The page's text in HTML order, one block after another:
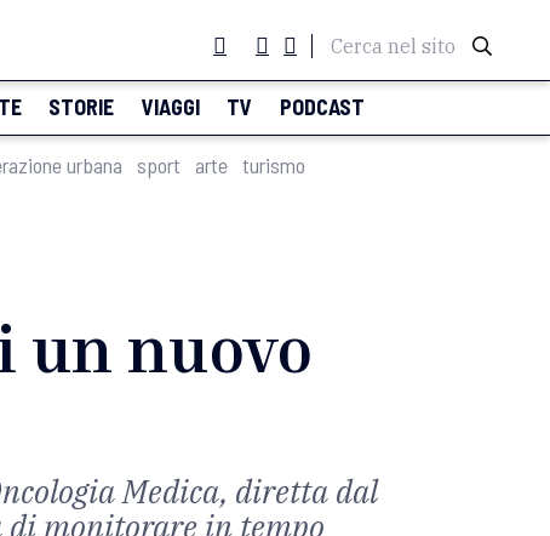
Cerca nel sito
STORIE VIAGGI TV PODCAST
urbana sport arte turismo
un nuovo
Medica, diretta dal
monitorare in tempo